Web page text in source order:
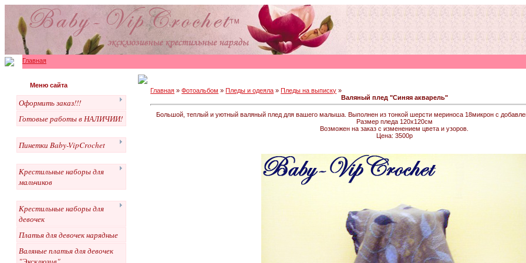
Главная
Меню сайта
Оформить заказ!!!
Готовые работы в НАЛИЧИИ!
Пинетки Baby-VipCrochet
Крестильные наборы для
мальчиков
Крестильные наборы для
девочек
Платья для девочек нарядные
Валяные платья для девочек
Главная »Фотоальбом »Пледы и одеяла »Пледы на выписку »
Валяный плед "Синяя акварель"
Большой, теплый и уютный валяный плед для вашего малыша. Выполнен из тонкой шерсти мериноса 18микрон с
Размер пледа 120х120см
Возможен на заказ с изменением цвета и узоров.
Цена: 3500р